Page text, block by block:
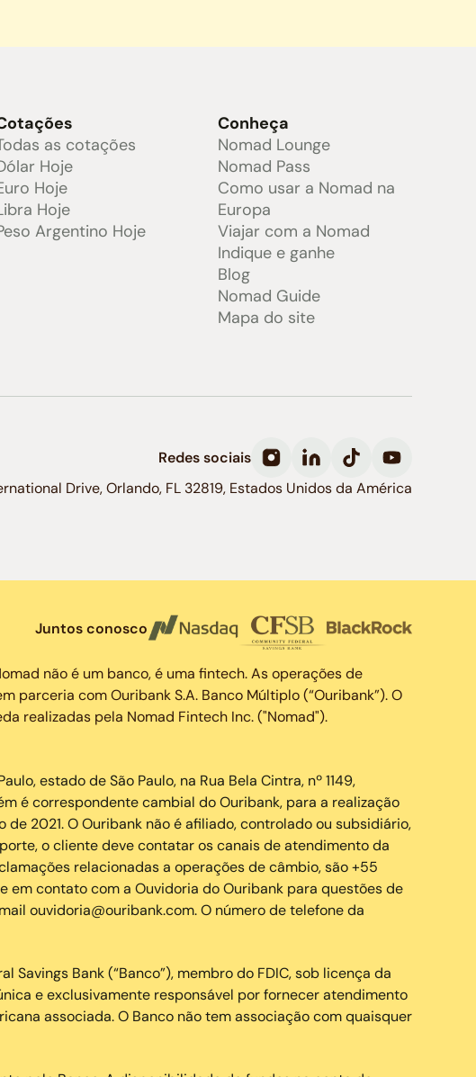
as cotações
Hoje
Hoje
Hoje
Argentino Hoje
Conheça
Nomad Lounge
Nomad Pass
Como usar a Nomad na
Europa
Viajar com a Nomad
Indique e ganhe
Blog
Nomad Guide
Mapa do site
Redes sociais
Drive, Orlando, FL 32819, Estados Unidos da América
Juntos conosco
não é um banco, é uma fintech. As operações de
com Ouribank S.A. Banco Múltiplo (“Ouribank”). O
realizadas pela Nomad Fintech Inc. ("Nomad").
estado de São Paulo, na Rua Bela Cintra, nº 1149,
é correspondente cambial do Ouribank, para a realização
2021. O Ouribank não é afiliado, controlado ou subsidiário,
o cliente deve contatar os canais de atendimento da
relacionadas a operações de câmbio, são +55
em contato com a Ouvidoria do Ouribank para questões de
ouvidoria@ouribank.com. O número de telefone da
Bank (“Banco”), membro do FDIC, sob licença da
e exclusivamente responsável por fornecer atendimento
associada. O Banco não tem associação com quaisquer